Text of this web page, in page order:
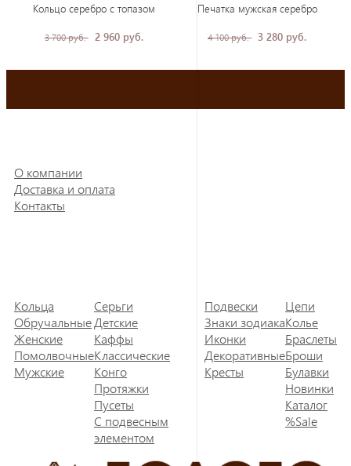
Кольцо серебро с топазом
3 700 руб. 2 960 руб.
Печатка мужская серебро
4 100 руб. 3 280 руб.
О компании
Доставка и оплата
Контакты
Кольца
Обручальные
Женские
Помолвочные
Мужские
Серьги
Детские
Каффы
Классические
Конго
Протяжки
Пусеты
С подвесным
элементом
Подвески
Знаки зодиака
Иконки
Декоративные
Кресты
Цепи
Колье
Браслеты
Броши
Булавки
Новинки
Каталог
%Sale